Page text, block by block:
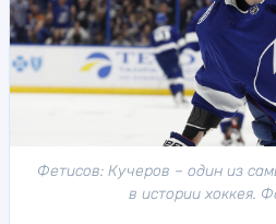
Фетисов: Кучеров – один из
в истории хоккея.